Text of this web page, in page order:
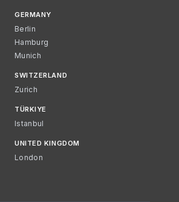
GERMANY
Berlin
Hamburg
Munich
SWITZERLAND
Zurich
TÜRKIYE
Istanbul
UNITED KINGDOM
London